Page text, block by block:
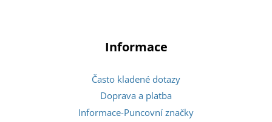
Informace
Často kladené dotazy
Doprava a platba
Informace-Puncovní značky